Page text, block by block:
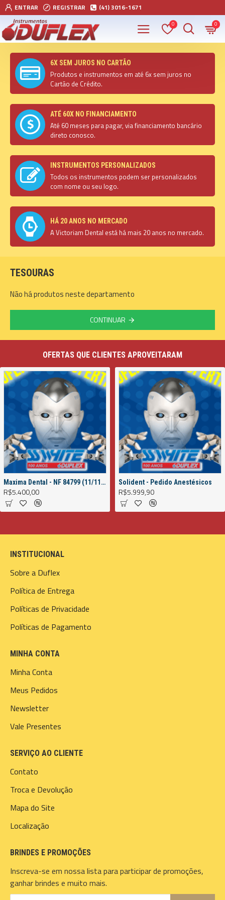
ENTRAR REGISTRAR (41) 3016-1671
0 0
6X SEM JUROS NO CARTÃO
Produtos e instrumentos em até 6x sem juros no
Cartão de Crédito.
ATÉ 60X NO FINANCIAMENTO
Até 60 meses para pagar, via financiamento bancário
direto conosco.
INSTRUMENTOS PERSONALIZADOS
Todos os instrumentos podem ser personalizados
com nome ou seu logo.
HÁ 20 ANOS NO MERCADO
A Victoriam Dental está há mais 20 anos no mercado.
TESOURAS
Não há produtos neste departamento
CONTINUAR
OFERTAS QUE CLIENTES APROVEITARAM
Maxima Dental - NF 84799 (11/11/2022)
R$5.400,00
Solident - Pedido Anestésicos
R$5.999,90
INSTITUCIONAL
Sobre a Duflex
Política de Entrega
Políticas de Privacidade
Políticas de Pagamento
MINHA CONTA
Minha Conta
Meus Pedidos
Newsletter
Vale Presentes
SERVIÇO AO CLIENTE
Contato
Troca e Devolução
Mapa do Site
Localização
BRINDES E PROMOÇÕES
Inscreva-se em nossa lista para participar de promoções,
ganhar brindes e muito mais.